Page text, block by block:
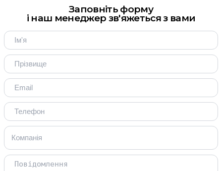
Заповніть форму
і наш менеджер зв'яжеться з вами